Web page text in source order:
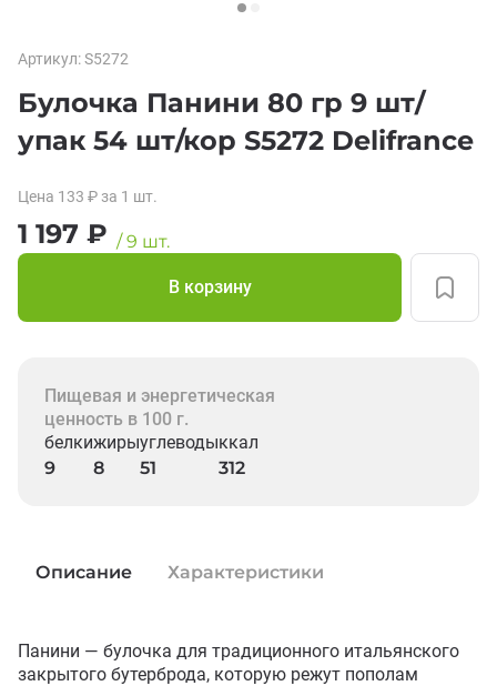
Артикул:S5272
Булочка Панини 80 гр 9 шт/
упак 54 шт/кор S5272 Delifrance
Цена 133 ₽ за 1 шт.
1 197 ₽ /9 шт.
В корзину
Пищевая и энергетическая
ценность в 100 г.
белки
9
жиры
8
углеводы
51
ккал
312
Описание Характеристики
Панини — булочка для традиционного итальянского
закрытого бутерброда, которую режут пополам